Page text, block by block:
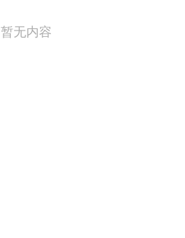
暂无内容